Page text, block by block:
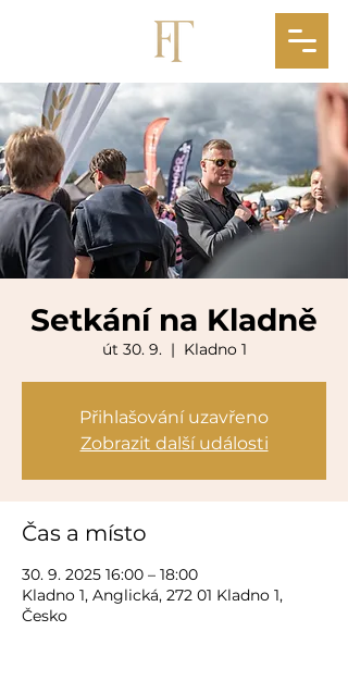
Setkání na Kladně
út 30. 9.
  |
Kladno 1
Přihlašování uzavřeno
Zobrazit další události
Čas a místo
30. 9. 2025 16:00 – 18:00
Kladno 1, Anglická, 272 01 Kladno 1,
Česko